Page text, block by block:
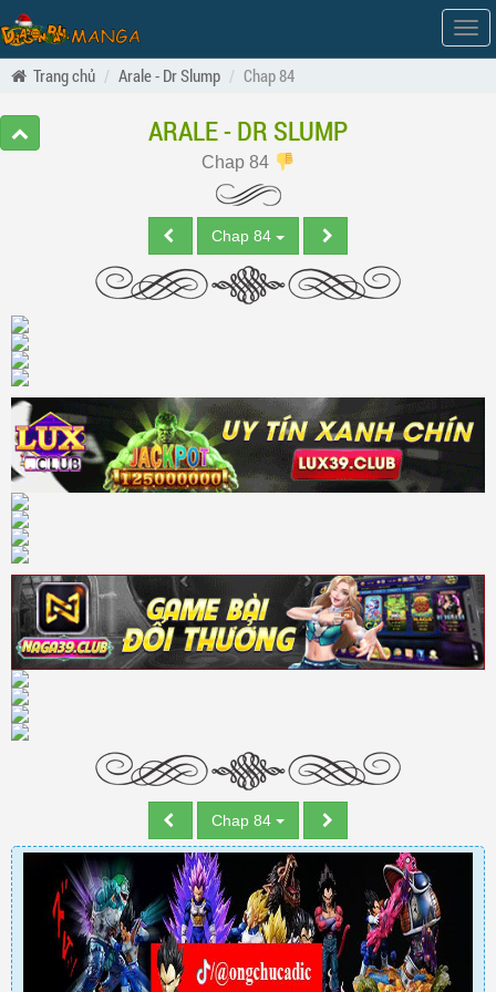
Hiện
Trang chủ
Arale - Dr Slump Chap 84
ARALE - DR SLUMP
Chap 84
Chap 84
Chap 84